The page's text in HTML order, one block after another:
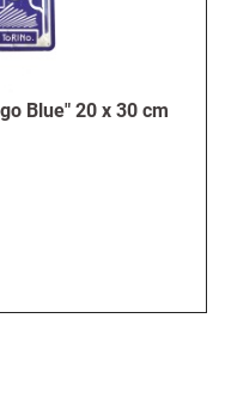
Blue" 20 x 30 cm